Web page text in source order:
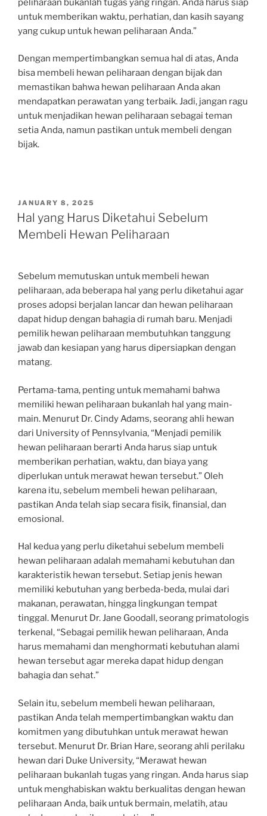
untuk memberikan waktu, perhatian, dan kasih sayang
yang cukup untuk hewan peliharaan Anda.”
Dengan mempertimbangkan semua hal di atas, Anda
bisa membeli hewan peliharaan dengan bijak dan
memastikan bahwa hewan peliharaan Anda akan
mendapatkan perawatan yang terbaik. Jadi, jangan ragu
untuk menjadikan hewan peliharaan sebagai teman
setia Anda, namun pastikan untuk membeli dengan
bijak.
POSTED
ON
JANUARY 8, 2025
Hal yang Harus Diketahui Sebelum
Membeli Hewan Peliharaan
Sebelum memutuskan untuk membeli hewan
peliharaan, ada beberapa hal yang perlu diketahui agar
proses adopsi berjalan lancar dan hewan peliharaan
dapat hidup dengan bahagia di rumah baru. Menjadi
pemilik hewan peliharaan membutuhkan tanggung
jawab dan kesiapan yang harus dipersiapkan dengan
matang.
Pertama-tama, penting untuk memahami bahwa
memiliki hewan peliharaan bukanlah hal yang main-
main. Menurut Dr. Cindy Adams, seorang ahli hewan
dari University of Pennsylvania, “Menjadi pemilik
hewan peliharaan berarti Anda harus siap untuk
memberikan perhatian, waktu, dan biaya yang
diperlukan untuk merawat hewan tersebut.” Oleh
karena itu, sebelum membeli hewan peliharaan,
pastikan Anda telah siap secara fisik, finansial, dan
emosional.
Hal kedua yang perlu diketahui sebelum membeli
hewan peliharaan adalah memahami kebutuhan dan
karakteristik hewan tersebut. Setiap jenis hewan
memiliki kebutuhan yang berbeda-beda, mulai dari
makanan, perawatan, hingga lingkungan tempat
tinggal. Menurut Dr. Jane Goodall, seorang primatologis
terkenal, “Sebagai pemilik hewan peliharaan, Anda
harus memahami dan menghormati kebutuhan alami
hewan tersebut agar mereka dapat hidup dengan
bahagia dan sehat.”
Selain itu, sebelum membeli hewan peliharaan,
pastikan Anda telah mempertimbangkan waktu dan
komitmen yang dibutuhkan untuk merawat hewan
tersebut. Menurut Dr. Brian Hare, seorang ahli perilaku
hewan dari Duke University, “Merawat hewan
peliharaan bukanlah tugas yang ringan. Anda harus siap
untuk menghabiskan waktu berkualitas dengan hewan
peliharaan Anda, baik untuk bermain, melatih, atau